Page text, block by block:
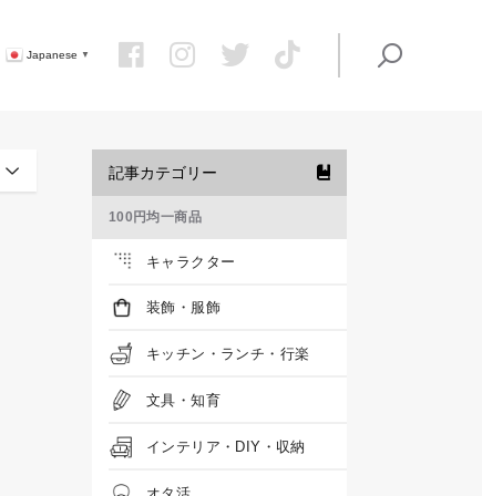
Japanese ▼
記事カテゴリー
100円均一商品
キャラクター
装飾・服飾
キッチン・ランチ・行楽
文具・知育
インテリア・DIY・収納